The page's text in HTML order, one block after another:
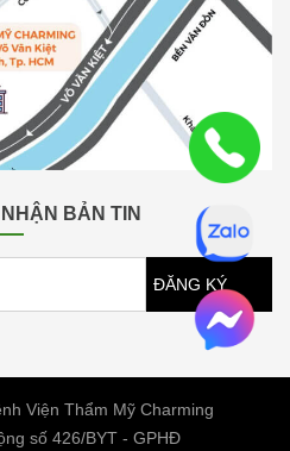
BẢN TIN
ĐĂNG KÝ
Viện Thẩm Mỹ Charming
số 426/BYT - GPHĐ